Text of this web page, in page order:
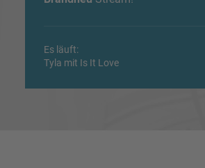
Es läuft:
Tyla mit Is It Love